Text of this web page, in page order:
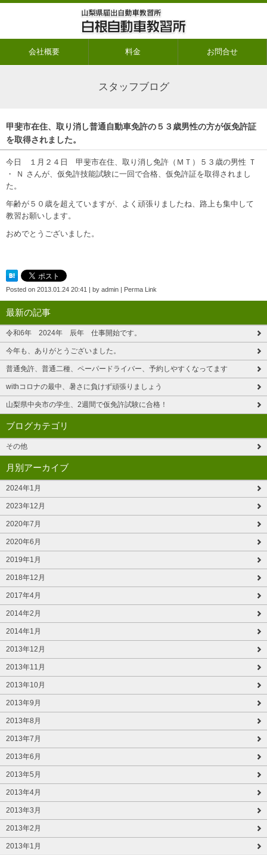
会社概要 料金 お問合せ
スタッフブログ
甲斐市在住、取り消し普通自動車免許の５３歳男性の方が仮免許証
を取得されました。
今日 １月２４日 甲斐市在住、取り消し免許（ＭＴ）５３歳の男性 Ｔ
・ Ｎ さんが、仮免許技能試験に一回で合格、仮免許証を取得されまし
た。
年齢が５０歳を超えていますが、よく頑張りましたね、路上も集中して
教習お願いします。
おめでとうございました。
Posted on 2013.01.24 20:41 by admin Perma Link
最新の記事
令和6年 2024年 辰年 仕事開始です。
今年も、ありがとうございました。
普通免許、普通二種、ペーパードライバー、予約しやすくなってます
withコロナの最中、暑さに負けず頑張りましょう
山梨県中央市の学生、2週間で仮免許試験に合格！
ブログカテゴリ
その他
月別アーカイブ
2024年1月
2023年12月
2020年7月
2020年6月
2019年1月
2018年12月
2017年4月
2014年2月
2014年1月
2013年12月
2013年11月
2013年10月
2013年9月
2013年8月
2013年7月
2013年6月
2013年5月
2013年4月
2013年3月
2013年2月
2013年1月